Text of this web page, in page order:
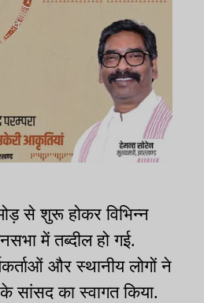
से शुरू होकर विभिन्न
में तब्दील हो गई.
और स्थानीय लोगों ने
सांसद का स्वागत किया.